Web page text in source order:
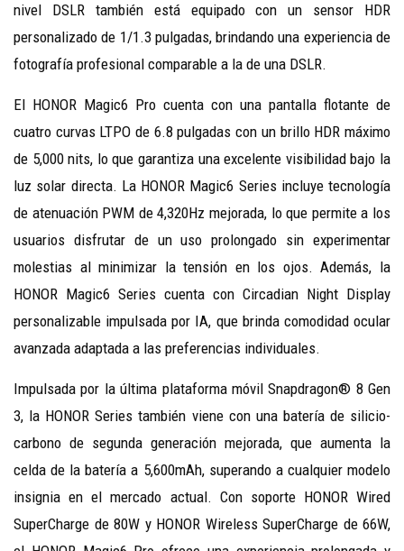
nivel DSLR también está equipado con un sensor HDR
personalizado de 1/1.3 pulgadas, brindando una experiencia de
fotografía profesional comparable a la de una DSLR.
El HONOR Magic6 Pro cuenta con una pantalla flotante de
cuatro curvas LTPO de 6.8 pulgadas con un brillo HDR máximo
de 5,000 nits, lo que garantiza una excelente visibilidad bajo la
luz solar directa. La HONOR Magic6 Series incluye tecnología
de atenuación PWM de 4,320Hz mejorada, lo que permite a los
usuarios disfrutar de un uso prolongado sin experimentar
molestias al minimizar la tensión en los ojos. Además, la
HONOR Magic6 Series cuenta con Circadian Night Display
personalizable impulsada por IA, que brinda comodidad ocular
avanzada adaptada a las preferencias individuales.
Impulsada por la última plataforma móvil Snapdragon® 8 Gen
3, la HONOR Series también viene con una batería de silicio-
carbono de segunda generación mejorada, que aumenta la
celda de la batería a 5,600mAh, superando a cualquier modelo
insignia en el mercado actual. Con soporte HONOR Wired
SuperCharge de 80W y HONOR Wireless SuperCharge de 66W,